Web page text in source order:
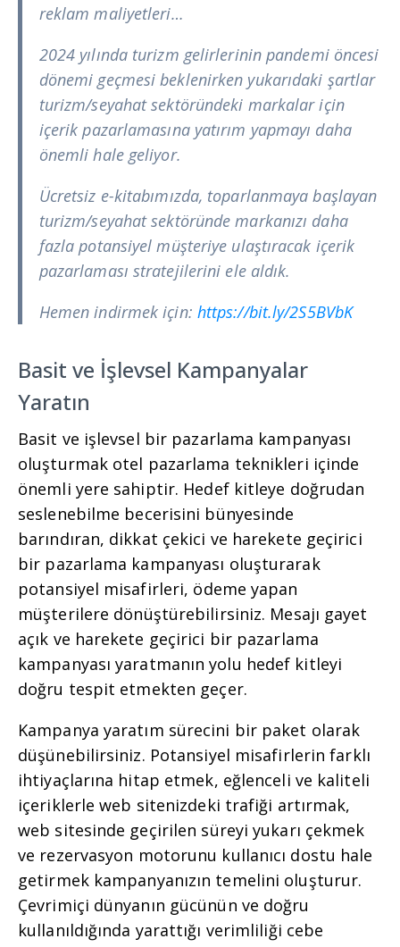
reklam maliyetleri…
2024 yılında turizm gelirlerinin pandemi öncesi
dönemi geçmesi beklenirken yukarıdaki şartlar
turizm/seyahat sektöründeki markalar için
içerik pazarlamasına yatırım yapmayı daha
önemli hale geliyor.
Ücretsiz e-kitabımızda, toparlanmaya başlayan
turizm/seyahat sektöründe markanızı daha
fazla potansiyel müşteriye ulaştıracak içerik
pazarlaması stratejilerini ele aldık.
Hemen indirmek için: https://bit.ly/2S5BVbK
Basit ve İşlevsel Kampanyalar
Yaratın
Basit ve işlevsel bir pazarlama kampanyası
oluşturmak otel pazarlama teknikleri içinde
önemli yere sahiptir. Hedef kitleye doğrudan
seslenebilme becerisini bünyesinde
barındıran, dikkat çekici ve harekete geçirici
bir pazarlama kampanyası oluşturarak
potansiyel misafirleri, ödeme yapan
müşterilere dönüştürebilirsiniz. Mesajı gayet
açık ve harekete geçirici bir pazarlama
kampanyası yaratmanın yolu hedef kitleyi
doğru tespit etmekten geçer.
Kampanya yaratım sürecini bir paket olarak
düşünebilirsiniz. Potansiyel misafirlerin farklı
ihtiyaçlarına hitap etmek, eğlenceli ve kaliteli
içeriklerle web sitenizdeki trafiği artırmak,
web sitesinde geçirilen süreyi yukarı çekmek
ve rezervasyon motorunu kullanıcı dostu hale
getirmek kampanyanızın temelini oluşturur.
Çevrimiçi dünyanın gücünün ve doğru
kullanıldığında yarattığı verimliliği cebe